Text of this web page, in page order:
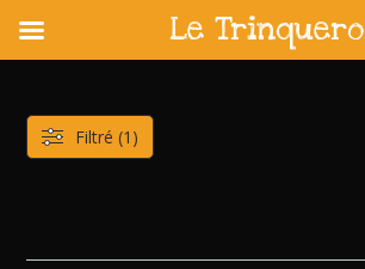
content
Filtré (1)
Le Trinquero